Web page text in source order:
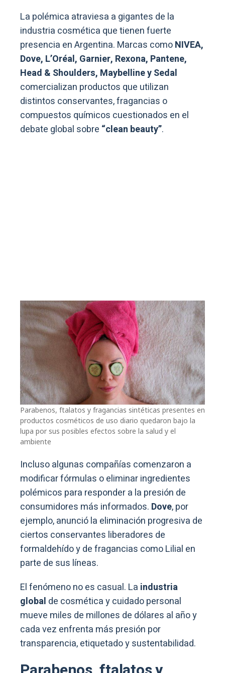
La polémica atraviesa a gigantes de la
industria cosmética que tienen fuerte
presencia en Argentina. Marcas comoNIVEA,
Dove, L’Oréal, Garnier, Rexona, Pantene,
Head & Shoulders, Maybelline y Sedal
comercializan productos que utilizan
distintos conservantes, fragancias o
compuestos químicos cuestionados en el
debate global sobre “clean beauty”.
Parabenos, ftalatos y fragancias sintéticas presentes en
productos cosméticos de uso diario quedaron bajo la
lupa por sus posibles efectos sobre la salud y el
ambiente
Incluso algunas compañías comenzaron a
modificar fórmulas o eliminar ingredientes
polémicos para responder a la presión de
consumidores más informados. Dove, por
ejemplo, anunció la eliminación progresiva de
ciertos conservantes liberadores de
formaldehído y de fragancias como Lilial en
parte de sus líneas.
El fenómeno no es casual. La industria
global de cosmética y cuidado personal
mueve miles de millones de dólares al año y
cada vez enfrenta más presión por
transparencia, etiquetado y sustentabilidad.